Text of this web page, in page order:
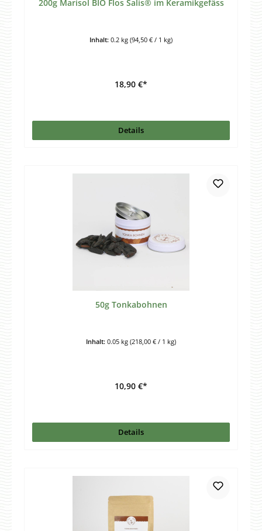
200g Marisol BIO Flos Salis® im Keramikgefäss
Inhalt: 0.2 kg (94,50 € / 1 kg)
18,90 €*
Details
50g Tonkabohnen
Inhalt: 0.05 kg (218,00 € / 1 kg)
10,90 €*
Details